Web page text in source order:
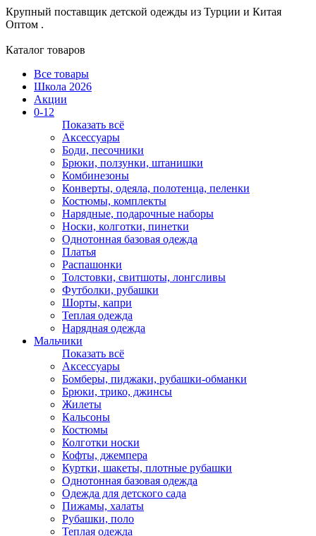
Крупный поставщик детской одежды из Турции и Китая
Оптом .
Каталог товаров
Все товары
Школа 2026
Акции
0-12
Показать всё
Аксессуары
Боди, песочники
Брюки, ползунки, штанишки
Комбинезоны
Конверты, одеяла, полотенца, пеленки
Костюмы, комплекты
Нарядные, подарочные наборы
Носки, колготки, пинетки
Однотонная базовая одежда
Платья
Распашонки
Толстовки, свитшоты, лонгсливы
Футболки, рубашки
Шорты, капри
Теплая одежда
Нарядная одежда
Мальчики
Показать всё
Аксессуары
Бомберы, пиджаки, рубашки-обманки
Брюки, трико, джинсы
Жилеты
Кальсоны
Костюмы
Колготки носки
Кофты, джемпера
Куртки, шакеты, плотные рубашки
Однотонная базовая одежда
Одежда для детского сада
Пижамы, халаты
Рубашки, поло
Теплая одежда